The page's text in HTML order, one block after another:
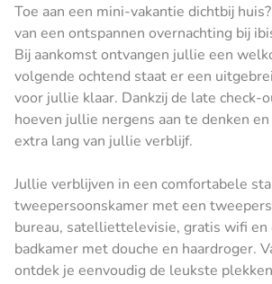
Toe aan een mini-vakantie dichtbij
van een ontspannen overnachting bij
Bij aankomst ontvangen jullie een
volgende ochtend staat er een
voor jullie klaar. Dankzij de late
hoeven jullie nergens aan te denken
extra lang van jullie verblijf.
Jullie verblijven in een comfortabele
tweepersoonskamer met een
bureau, satelliettelevisie, gratis wifi en
badkamer met douche en haardroger.
ontdek je eenvoudig de leukste